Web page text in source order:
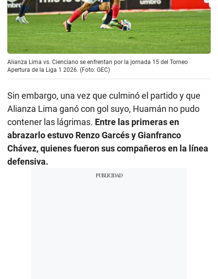
Alianza Lima vs. Cienciano se enfrentan por la jornada 15 del Torneo
Apertura de la Liga 1 2026. (Foto: GEC)
Sin embargo, una vez que culminó el partido y que
Alianza Lima ganó con gol suyo, Huamán no pudo
contener las lágrimas. Entre las primeras en
abrazarlo estuvo Renzo Garcés y Gianfranco
Chávez, quienes fueron sus compañeros en la línea
defensiva.